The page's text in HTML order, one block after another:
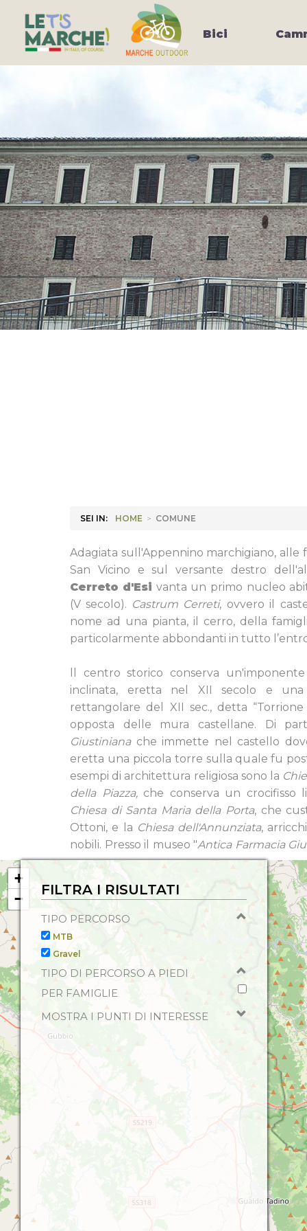
Bici
SEI IN: HOME > COMUNE
Adagiata sull'Appennino marchigiano,
San Vicino e sul versante destro
Cerreto d'Esi vanta un primo nucleo
(V secolo). Castrum Cerreti, ovvero il
nome ad una pianta, il cerro, della
particolarmente abbondanti in tutto
ll centro storico conserva
inclinata, eretta nel XII secolo e
rettangolare del XII sec., detta “Torrione
opposta delle mura castellane. Di
Giustinianache immette nel castello
eretta una piccola torre sulla quale fu
esempi di architettura religiosa sono la
della Piazza, che conserva un crocifisso
Chiesa di Santa Maria della Porta, che
Ottoni, e la Chiesa dell'Annunziata,
nobili. Presso il museo "Antica Farmacia
+
−
FILTRA I RISULTATI
TIPO PERCORSO
MTB
Gravel
TIPO DI PERCORSO A PIEDI
PER FAMIGLIE
MOSTRA I PUNTI DI INTERESSE